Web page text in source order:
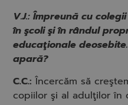
V.J.: Împreună cu
în şcoli şi în rândul
educaţionale
apară?
C.C.: Încercăm să
copiilor şi al adulţilor în